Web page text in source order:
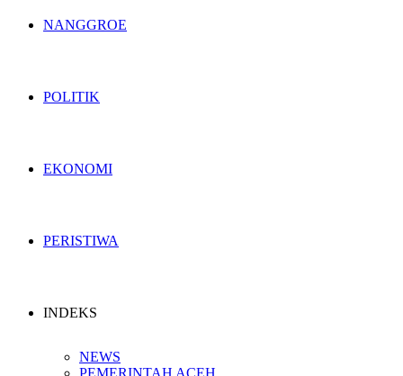
NANGGROE
POLITIK
EKONOMI
PERISTIWA
INDEKS
NEWS
PEMERINTAH ACEH